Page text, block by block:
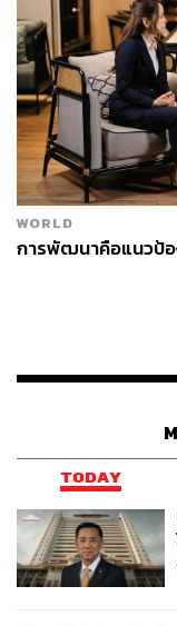
WORLD
การพัฒนาคือแนวป้อ
TODAY